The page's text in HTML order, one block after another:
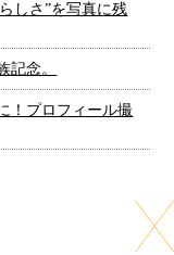
しさ”を写真に残
記念。
！プロフィール撮